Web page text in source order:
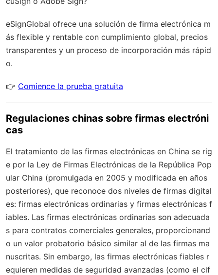
eSignGlobal ofrece una solución de firma electrónica m
ás flexible y rentable con cumplimiento global, precios
transparentes y un proceso de incorporación más rápid
o.
👉 Comience la prueba gratuita
Regulaciones chinas sobre firmas electróni
cas
El tratamiento de las firmas electrónicas en China se rig
e por la Ley de Firmas Electrónicas de la República Pop
ular China (promulgada en 2005 y modificada en años
posteriores), que reconoce dos niveles de firmas digital
es: firmas electrónicas ordinarias y firmas electrónicas f
iables. Las firmas electrónicas ordinarias son adecuada
s para contratos comerciales generales, proporcionand
o un valor probatorio básico similar al de las firmas ma
nuscritas. Sin embargo, las firmas electrónicas fiables r
equieren medidas de seguridad avanzadas (como el cif